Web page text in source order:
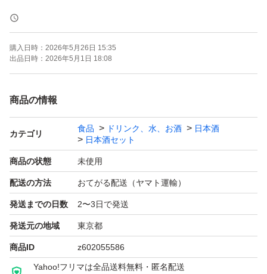
よろしくお願いします！！
【お願い】
・・Yahoo!フリマの仕様につきクール便での発送は行な
・段ボールでの発送中に割れてしまう事があったため、お
酒用のP箱で発送しております！
・段ボールご希望の際は購入後にメッセージでご連絡くだ
さい。
・配達日時のご希望がある方も購入後のメッセージでご連
絡ください。
・日曜日、月曜日は発送をお休みさせて頂く場合がござい
ますが、ご了承下さい。
購入日時： 2026年5月26日 15:35
出品日時： 2026年5月1日 18:08
商品の情報
カテゴリ
食品 ドリンク、水、お酒
日本酒
日本酒セット
商品の状態 未使用
配送の方法 おてがる配送（ヤマト運輸）
発送までの日数 2〜3日で発送
発送元の地域 東京都
商品ID z602055586
Yahoo!フリマは全品送料無料・匿名配送